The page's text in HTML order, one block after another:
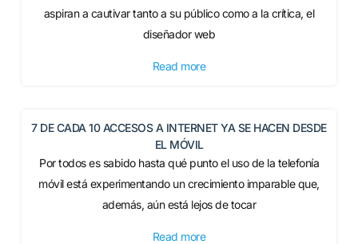
aspiran a cautivar tanto a su público como a la crítica, el
diseñador web
Read more
7 DE CADA 10 ACCESOS A INTERNET YA SE HACEN DESDE
EL MÓVIL
Por todos es sabido hasta qué punto el uso de la telefonía
móvil está experimentando un crecimiento imparable que,
además, aún está lejos de tocar
Read more